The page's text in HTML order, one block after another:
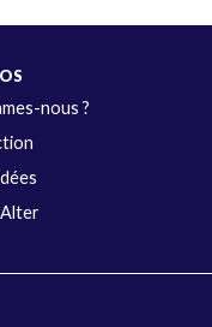
nous ?